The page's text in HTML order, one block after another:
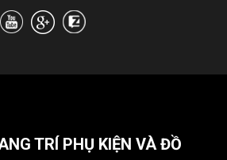
TRÍ PHỤ KIỆN VÀ ĐỒ